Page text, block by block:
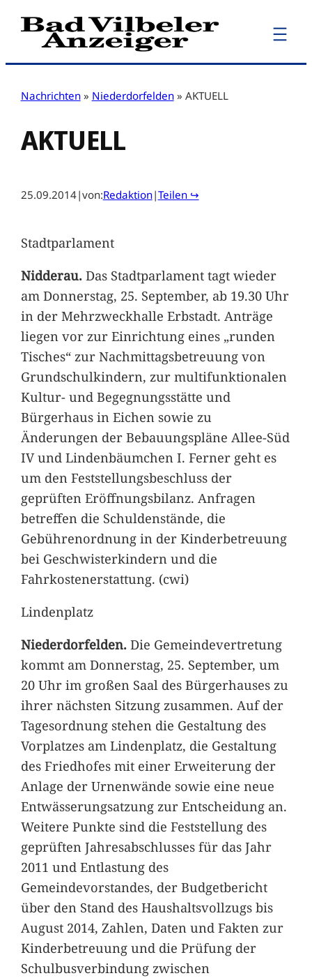
Zum
Inhalt
Nachrichten » Niederdorfelden » AKTUELL
AKTUELL
25.09.2014|von:Redaktion|Teilen ↪
Stadtparlament
Nidderau.Das Stadtparlament tagt wieder
am Donnerstag, 25. September, ab 19.30 Uhr
in der Mehrzweckhalle Erbstadt. Anträge
liegen vor zur Einrichtung eines „runden
Tisches“ zur Nachmittagsbetreuung von
Grundschulkindern, zur multifunktionalen
Kultur- und Begegnungsstätte und
Bürgerhaus in Eichen sowie zu
Änderungen der Bebauungspläne Allee-Süd
IV und Lindenbäumchen I. Ferner geht es
um den Feststellungsbeschluss der
geprüften Eröffnungsbilanz. Anfragen
betreffen die Schuldenstände, die
Gebührenordnung in der Kinderbetreuung
bei Geschwisterkindern und die
Fahrkostenerstattung. (cwi)
Lindenplatz
Niederdorfelden.Die Gemeindevertretung
kommt am Donnerstag, 25. September, um
20 Uhr im großen Saal des Bürgerhauses zu
ihrer nächsten Sitzung zusammen. Auf der
Tagesordnung stehen die Gestaltung des
Vorplatzes am Lindenplatz, die Gestaltung
des Friedhofes mit einer Erweiterung der
Anlage der Urnenwände sowie eine neue
Entwässerungsatzung zur Entscheidung an.
Weitere Punkte sind die Feststellung des
geprüften Jahresabschlusses für das Jahr
2011 und Entlastung des
Gemeindevorstandes, der Budgetbericht
über den Stand des Haushaltsvollzugs bis
August 2014, Zahlen, Daten und Fakten zur
Kinderbetreuung und die Prüfung der
Schulbusverbindung zwischen